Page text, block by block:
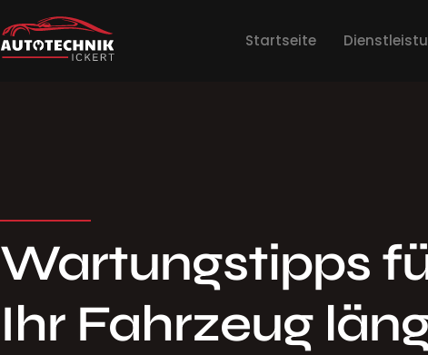
Startseite
Wartungstipps
Ihr Fahrzeug